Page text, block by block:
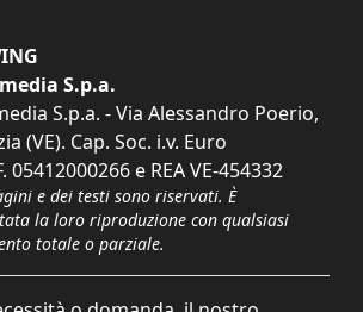
S.p.a.
S.p.a. - Via Alessandro Poerio,
(VE). Cap. Soc. i.v. Euro
05412000266 e REA VE-454332
e dei testi sono riservati. È
la loro riproduzione con qualsiasi
totale o parziale.